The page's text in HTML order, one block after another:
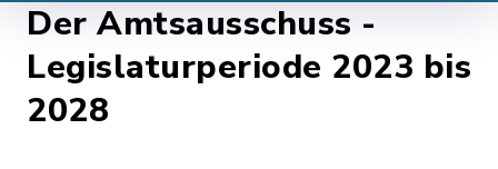
Der Amtsausschuss -
Legislaturperiode 2023 bis
2028